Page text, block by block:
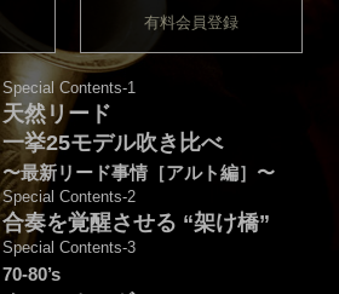
有料会員登録
Special Contents-1
天然リード
一挙25モデル吹き比べ
〜最新リード事情［アルト編］〜
Special Contents-2
合奏を覚醒させる “架け橋”
Special Contents-3
70-80’s